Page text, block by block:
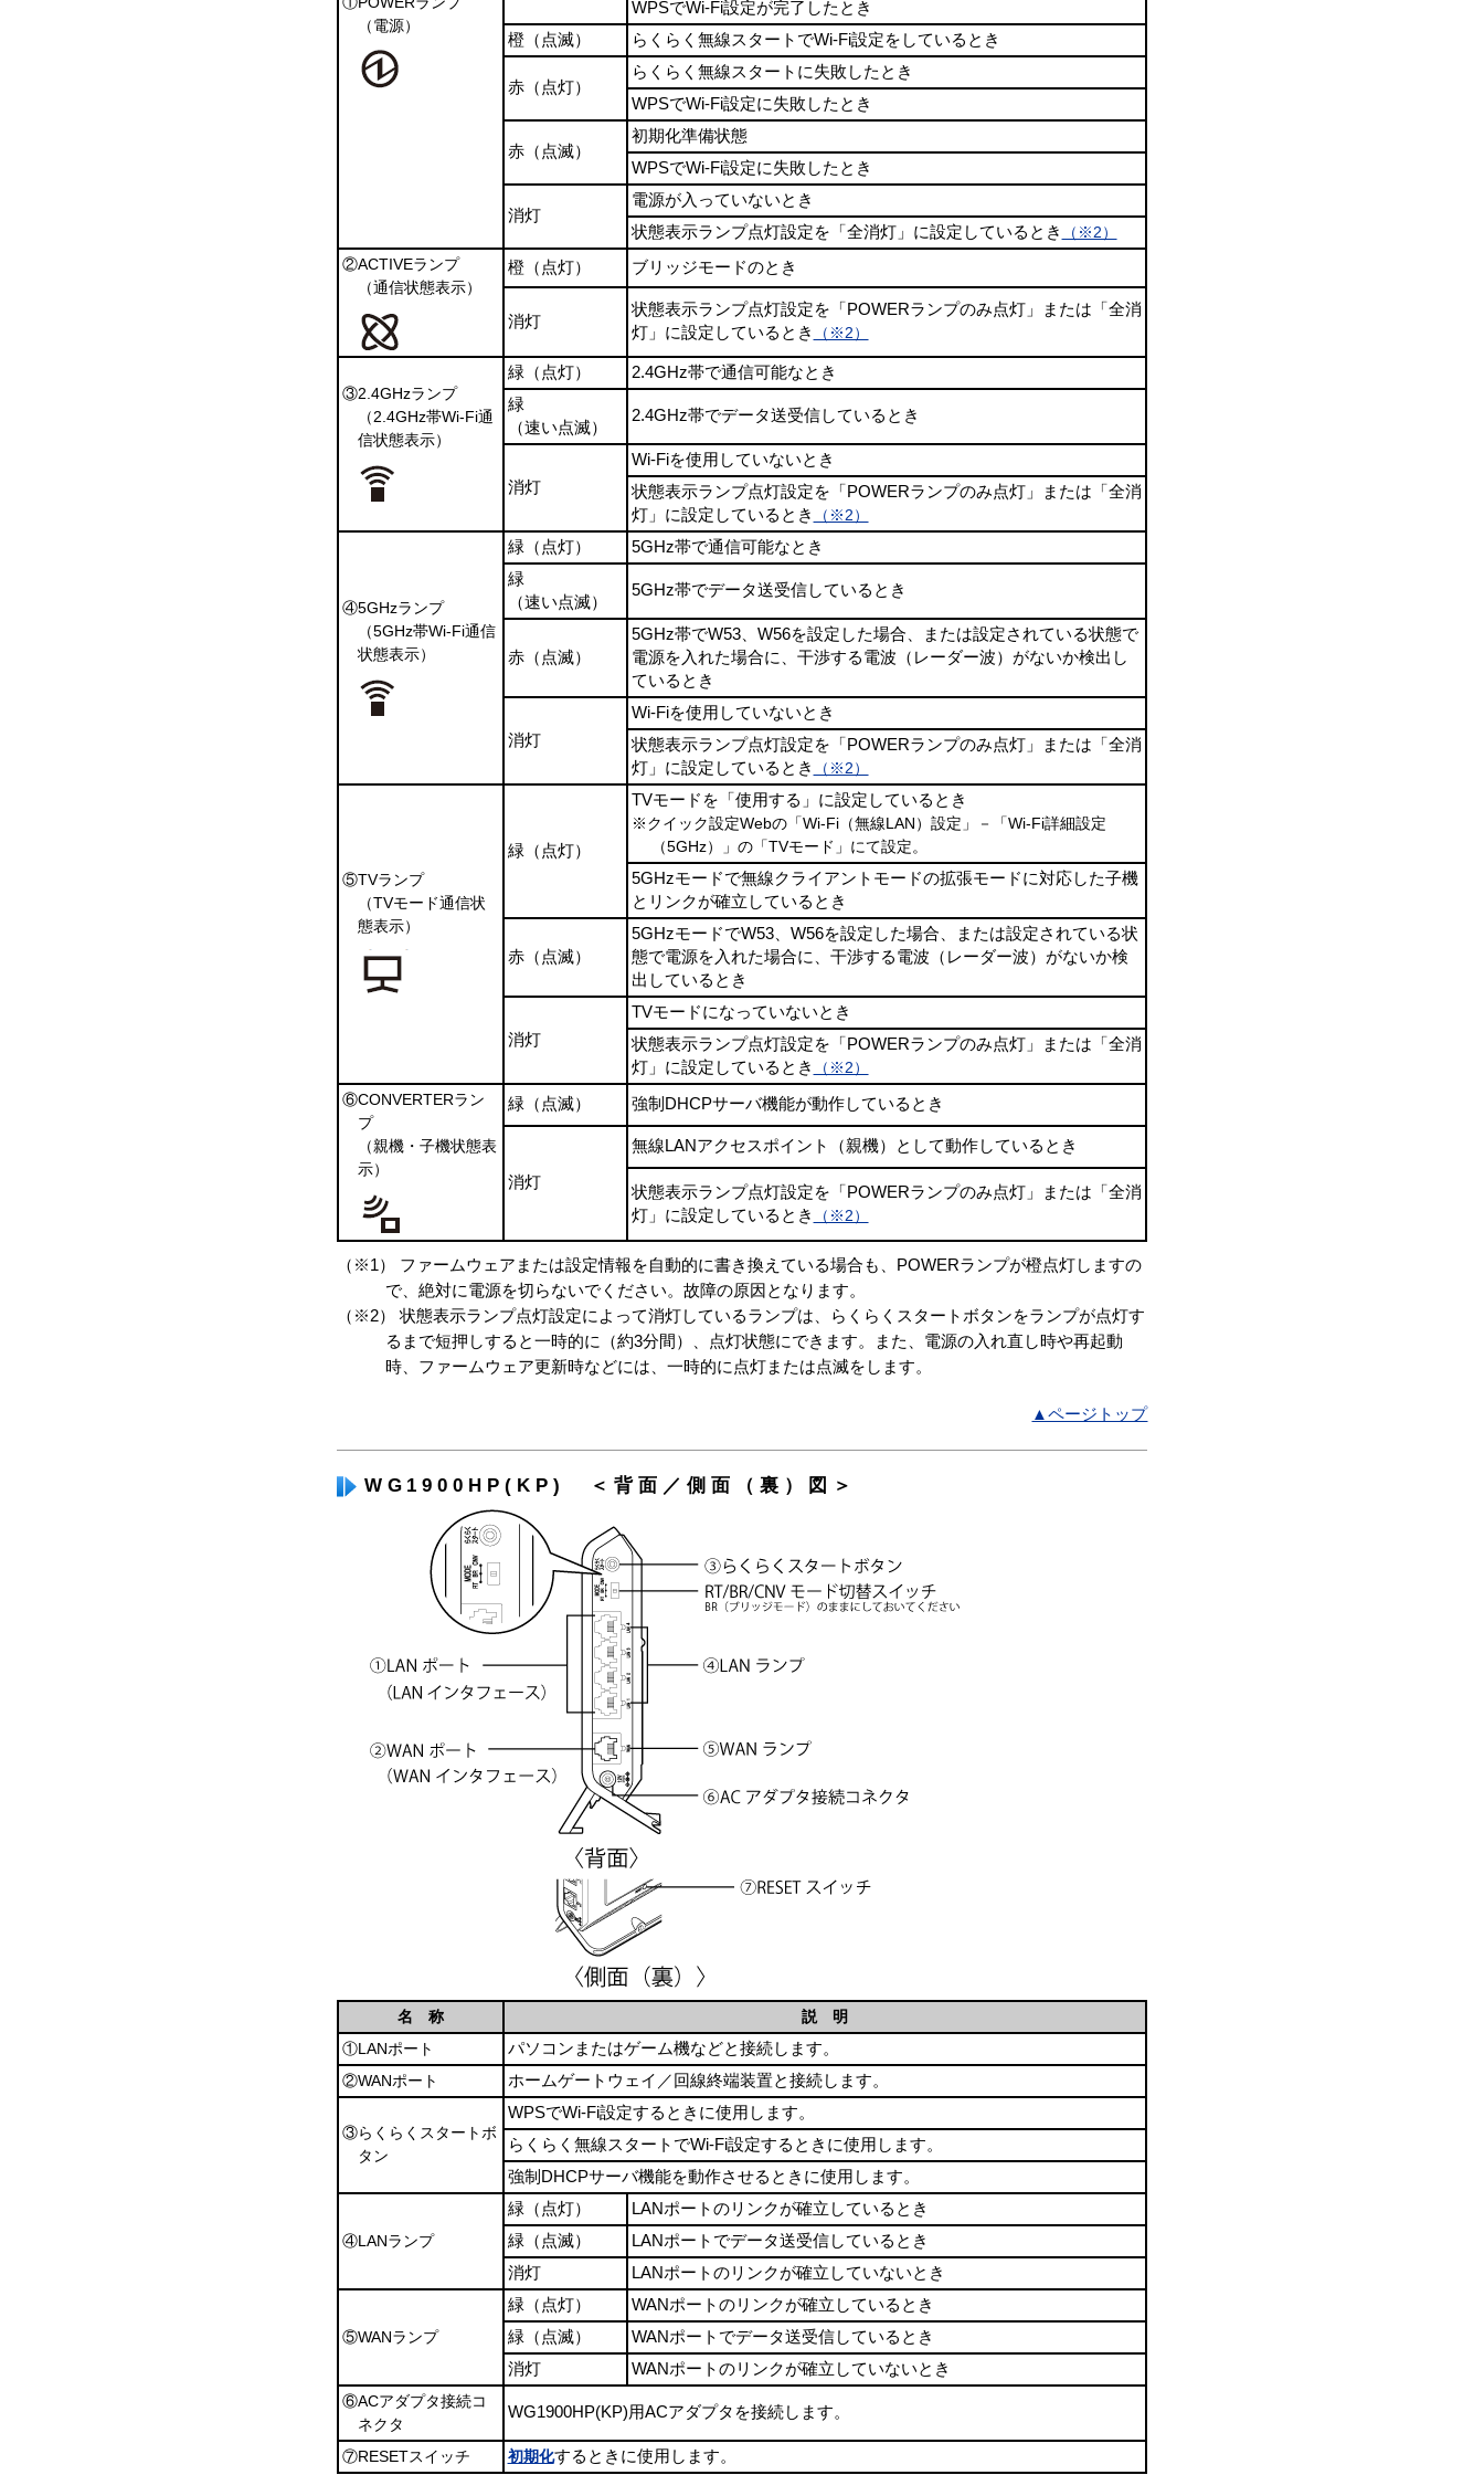
（電源）
WPSでWi-Fi設定が完了したとき
橙（点滅）
らくらく無線スタートでWi-Fi設定をしているとき
赤（点灯）
らくらく無線スタートに失敗したとき
WPSでWi-Fi設定に失敗したとき
赤（点滅）
初期化準備状態
WPSでWi-Fi設定に失敗したとき
消灯
電源が入っていないとき
状態表示ランプ点灯設定を「全消灯」に設定しているとき
（※2）
②ACTIVEランプ
（通信状態表示）
橙（点灯） ブリッジモードのとき
消灯
状態表示ランプ点灯設定を「POWERランプのみ点灯」または「全消
灯」に設定しているとき
（※2）
③2.4GHzランプ
（2.4GHz帯Wi-Fi通
信状態表示）
緑（点灯）
2.4GHz帯で通信可能なとき
緑
（速い点滅）
2.4GHz帯でデータ送受信しているとき
消灯
Wi-Fiを使用していないとき
状態表示ランプ点灯設定を「POWERランプのみ点灯」または「全消
灯」に設定しているとき
（※2）
④5GHzランプ
（5GHz帯Wi-Fi通信
状態表示）
緑（点灯）
5GHz帯で通信可能なとき
緑
（速い点滅）
5GHz帯でデータ送受信しているとき
赤（点滅）
5GHz帯でW53、W56を設定した場合、または設定されている状態で
電源を入れた場合に、干渉する電波（レーダー波）がないか検出し
ているとき
消灯
Wi-Fiを使用していないとき
状態表示ランプ点灯設定を「POWERランプのみ点灯」または「全消
灯」に設定しているとき
（※2）
⑤TVランプ
（TVモード通信状
態表示）
緑（点灯）
TVモードを「使用する」に設定しているとき
※クイック設定Webの「Wi-Fi（無線LAN）設定」－「Wi-Fi詳細設定
（5GHz）」の「TVモード」にて設定。
5GHzモードで無線クライアントモードの拡張モードに対応した子機
とリンクが確立しているとき
赤（点滅）
5GHzモードでW53、W56を設定した場合、または設定されている状
態で電源を入れた場合に、干渉する電波（レーダー波）がないか検
出しているとき
消灯
TVモードになっていないとき
状態表示ランプ点灯設定を「POWERランプのみ点灯」または「全消
灯」に設定しているとき
（※2）
⑥CONVERTERラン
プ
（親機・子機状態表
示）
緑（点滅） 強制DHCPサーバ機能が動作しているとき
消灯
無線LANアクセスポイント（親機）として動作しているとき
状態表示ランプ点灯設定を「POWERランプのみ点灯」または「全消
灯」に設定しているとき
（※2）
（※1） ファームウェアまたは設定情報を自動的に書き換えている場合も、POWERランプが橙点灯しますの
で、絶対に電源を切らないでください。故障の原因となります。
（※2） 状態表示ランプ点灯設定によって消灯しているランプは、らくらくスタートボタンをランプが点灯す
るまで短押しすると一時的に（約3分間）、点灯状態にできます。また、電源の入れ直し時や再起動
時、ファームウェア更新時などには、一時的に点灯または点滅をします。
▲ページトップ
WG1900HP(KP) ＜背面／側面（裏）図＞
名 称
説 明
①LANポート
パソコンまたはゲーム機などと接続します。
②WANポート
ホームゲートウェイ／回線終端装置と接続します。
③らくらくスタートボ
タン
WPSでWi-Fi設定するときに使用します。
らくらく無線スタートでWi-Fi設定するときに使用します。
強制DHCPサーバ機能を動作させるときに使用します。
④LANランプ
緑（点灯）
LANポートのリンクが確立しているとき
緑（点滅）
LANポートでデータ送受信しているとき
消灯
LANポートのリンクが確立していないとき
⑤WANランプ
緑（点灯）
WANポートのリンクが確立しているとき
緑（点滅）
WANポートでデータ送受信しているとき
消灯
WANポートのリンクが確立していないとき
⑥ACアダプタ接続コ
ネクタ
WG1900HP(KP)用ACアダプタを接続します。
⑦RESETスイッチ 初期化するときに使用します。